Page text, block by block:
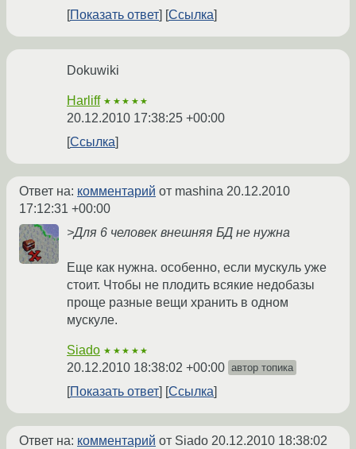
Показать ответ
Ссылка
Dokuwiki
Harliff ★★★★★
20.12.2010 17:38:25 +00:00
Ссылка
Ответ на: комментарий от mashina 20.12.2010
17:12:31 +00:00
>Для 6 человек внешняя БД не нужна
Еще как нужна. особенно, если мускуль уже
стоит. Чтобы не плодить всякие недобазы
проще разные вещи хранить в одном
мускуле.
Siado ★★★★★
20.12.2010 18:38:02 +00:00 автор топика
Показать ответ Ссылка
Ответ на: комментарий от Siado 20.12.2010 18:38:02